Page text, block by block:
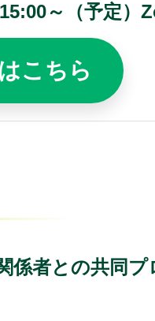
～（予定）
こちら
係者との共同